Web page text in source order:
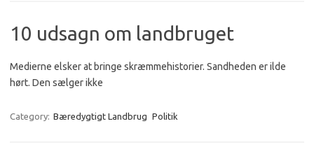
10 udsagn om landbruget
Medierne elsker at bringe skræmmehistorier. Sandheden er ilde
hørt. Den sælger ikke
Category: Bæredygtigt Landbrug Politik